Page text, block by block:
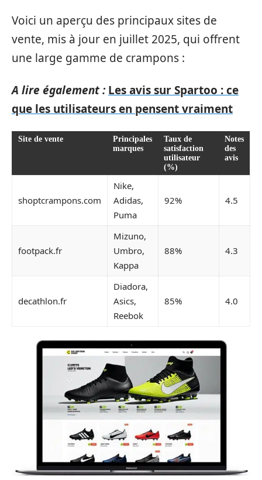
Voici un aperçu des principaux sites de
vente, mis à jour en juillet 2025, qui offrent
une large gamme de crampons :
A lire également : Les avis sur Spartoo : ce
que les utilisateurs en pensent vraiment
Site de vente
Principales
marques
Taux de
satisfaction
utilisateur
(%)
Notes
des
avis
shoptcrampons.com
Nike,
Adidas,
Puma
92% 4.5
footpack.fr
Mizuno,
Umbro,
Kappa
88% 4.3
decathlon.fr
Diadora,
Asics,
Reebok
85% 4.0